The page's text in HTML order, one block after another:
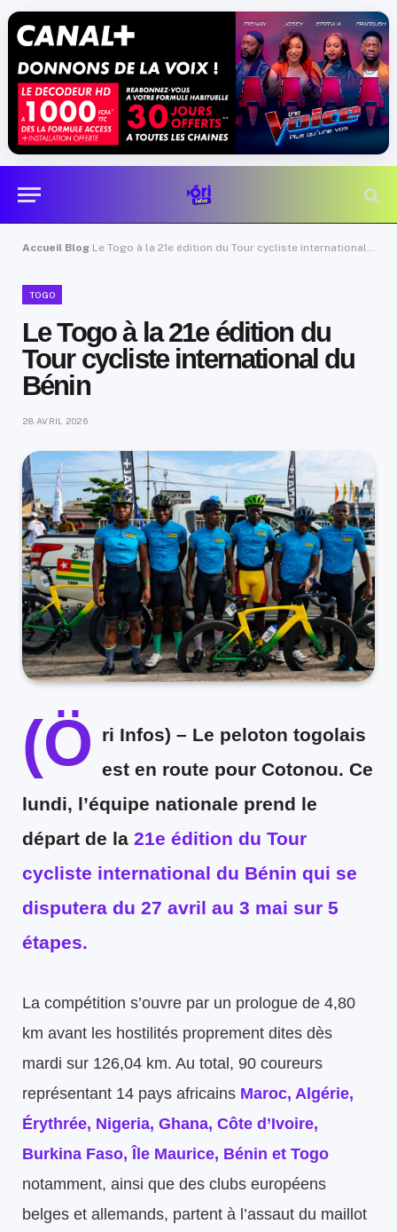
Accueil Blog Le Togo à la 21e édition du Tour cycliste international du Bénin
TOGO
Le Togo à la 21e édition du
Tour cycliste international du
Bénin
28 AVRIL 2026
(Ö ri Infos) – Le peloton togolais
est en route pour Cotonou. Ce
lundi, l’équipe nationale prend le
départ de la 21e édition du Tour
cycliste international du Bénin qui se
disputera du 27 avril au 3 mai sur 5
étapes.
La compétition s’ouvre par un prologue de 4,80
km avant les hostilités proprement dites dès
mardi sur 126,04 km. Au total, 90 coureurs
représentant 14 pays africains Maroc, Algérie,
Érythrée, Nigeria, Ghana, Côte d’Ivoire,
Burkina Faso, Île Maurice, Bénin et Togo
notamment, ainsi que des clubs européens
belges et allemands, partent à l’assaut du maillot